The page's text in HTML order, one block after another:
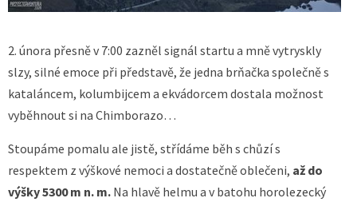
2. února přesně v 7:00 zazněl signál startu a mně vytryskly
slzy, silné emoce při představě, že jedna brňačka společně s
kataláncem, kolumbijcem a ekvádorcem dostala možnost
vyběhnout si na Chimborazo…
Stoupáme pomalu ale jistě, střídáme běh s chůzí s
respektem z výškové nemoci a dostatečně oblečeni, až do
výšky 5300 m n. m. Na hlavě helmu a v batohu horolezecký